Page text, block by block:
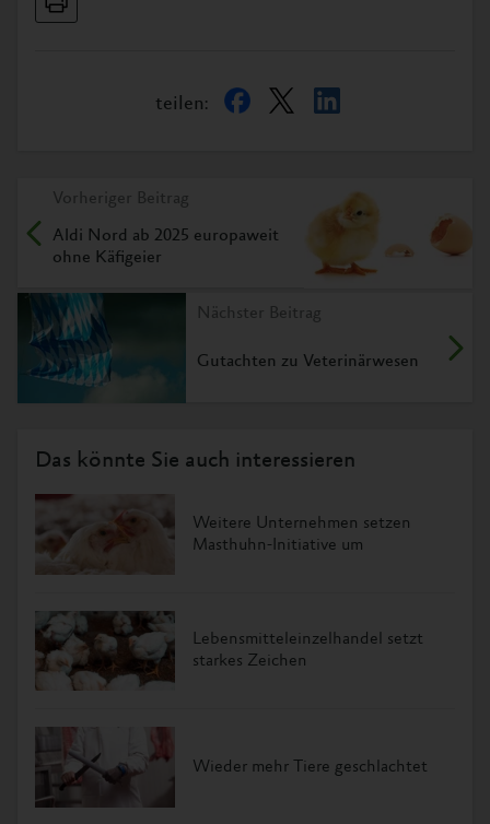
teilen:
Vorheriger Beitrag
Aldi Nord ab 2025 europaweit
ohne Käfigeier
Nächster Beitrag
Gutachten zu Veterinärwesen
Das könnte Sie auch interessieren
Weitere Unternehmen setzen
Masthuhn-Initiative um
Lebensmitteleinzelhandel setzt
starkes Zeichen
Wieder mehr Tiere geschlachtet